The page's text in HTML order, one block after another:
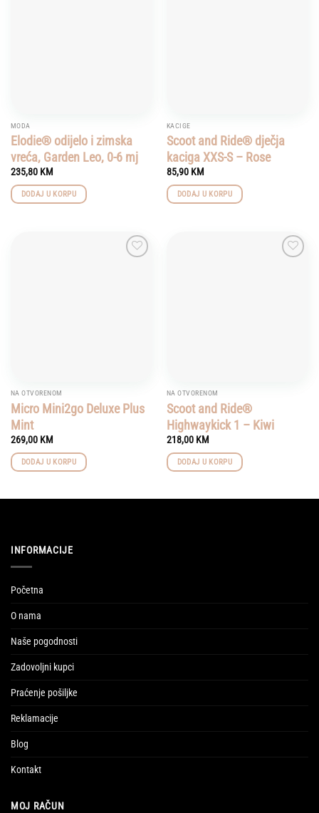
MODA
Elodie® odijelo i zimska
vreća, Garden Leo, 0-6 mj
235,80 KM
DODAJ U KORPU
KACIGE
Scoot and Ride® dječja
kaciga XXS-S – Rose
85,90 KM
DODAJ U KORPU
NA OTVORENOM
Micro Mini2go Deluxe Plus
Mint
269,00 KM
DODAJ U KORPU
NA OTVORENOM
Scoot and Ride®
Highwaykick 1 – Kiwi
218,00 KM
DODAJ U KORPU
INFORMACIJE
Početna
O nama
Naše pogodnosti
Zadovoljni kupci
Praćenje pošiljke
Reklamacije
Blog
Kontakt
MOJ RAČUN